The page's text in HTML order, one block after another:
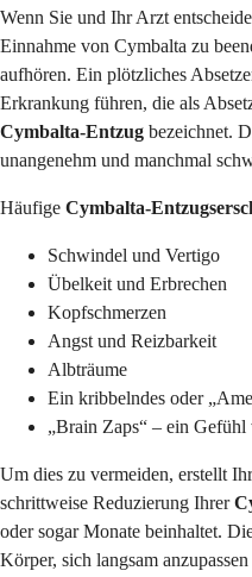
Wenn Sie und Ihr Arzt
Einnahme von Cymbalta zu
aufhören. Ein plötzliches
Erkrankung führen, die als
Cymbalta-Entzug bezeichnet.
unangenehm und manchmal
Häufige Cymbalta-
Schwindel und Vertigo
Übelkeit und Erbrechen
Kopfschmerzen
Angst und Reizbarkeit
Albträume
Ein kribbelndes oder
„Brain Zaps“ – ein
Um dies zu vermeiden, erstellt
schrittweise Reduzierung Ihrer
oder sogar Monate beinhaltet.
Körper, sich langsam